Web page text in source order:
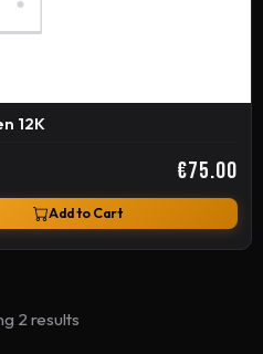
12K
€75.00
Add to Cart
2 results